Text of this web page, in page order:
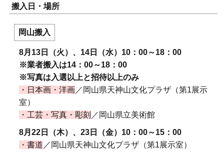
搬入日・場所
岡山搬入
8月13日（火）、14日（水）10：00～18：00
※業者搬入は14：00～18：00
※写真は入選以上と招待以上のみ
・日本画・洋画 ／岡山県天神山文化プラザ（第1展示
室）
・工芸・写真・彫刻 ／岡山県立美術館
8月22日（木）、23日（金）10：00～15：00
・書道 ／岡山県天神山文化プラザ（第1展示室）